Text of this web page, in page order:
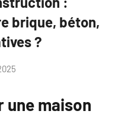
brique, béton,
?
une maison